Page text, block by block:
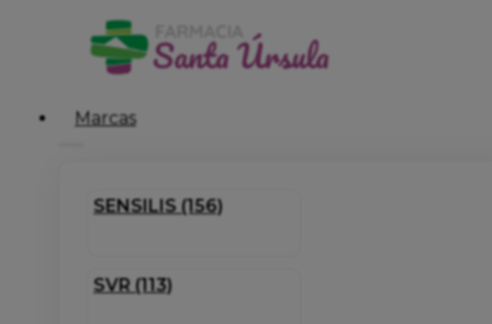
Marcas
SENSILIS (156)
SVR (113)